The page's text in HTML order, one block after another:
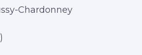
Chardonney